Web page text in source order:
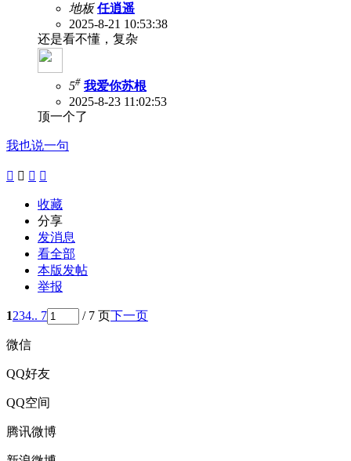
地板 任逍遥
2025-8-21 10:53:38
还是看不懂，复杂
5# 我爱你苏根
2025-8-23 11:02:53
顶一个了
我也说一句
   
收藏
分享
发消息
看全部
本版发帖
举报
1234.. 7 / 7 页下一页
微信
QQ好友
QQ空间
腾讯微博